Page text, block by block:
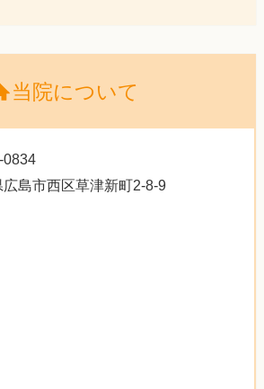
当院について
0834
広島市西区草津新町2-8-9